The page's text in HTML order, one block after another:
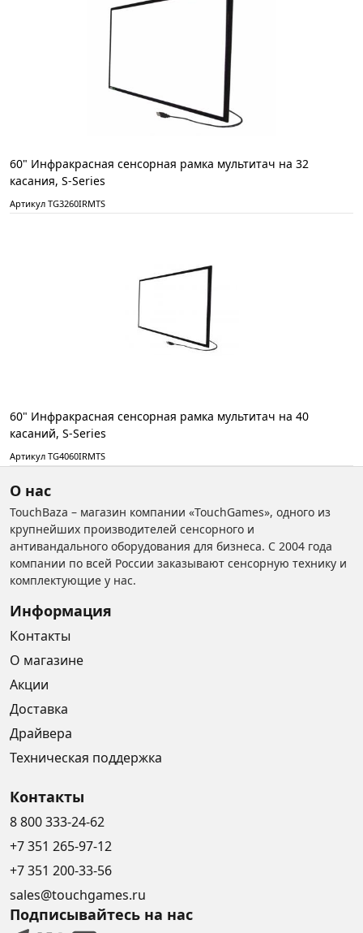
60" Инфракрасная сенсорная рамка мультитач на 32
касания, S-Series
Артикул TG3260IRMTS
60" Инфракрасная сенсорная рамка мультитач на 40
касаний, S-Series
Артикул TG4060IRMTS
О нас
TouchBaza – магазин компании «TouchGames», одного из
крупнейших производителей сенсорного и
антивандального оборудования для бизнеса. С 2004 года
компании по всей России заказывают сенсорную технику и
комплектующие у нас.
Информация
Контакты
О магазине
Акции
Доставка
Драйвера
Техническая поддержка
Контакты
8 800 333-24-62
+7 351 265-97-12
+7 351 200-33-56
sales@touchgames.ru
Подписывайтесь на нас